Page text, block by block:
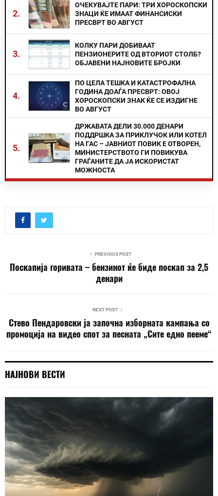
2.
ОЧЕКУВАЈТЕ ПАРИ: ТРИ ХОРОСКОПСКИ
ЗНАЦИ ЌЕ ИМААТ ФИНАНСИСКИ
ПРЕСВРТ ВО АВГУСТ
3.
КОЛКУ ПАРИ ДОБИВААТ
ПЕНЗИОНЕРИТЕ ОД ВТОРИОТ СТОЛБ?
ОБЈАВЕНИ НАЈНОВИТЕ БРОЈКИ
4.
ПО ЦЕЛА ТЕШКА И КАТАСТРОФАЛНА
ГОДИНА ДОАЃА ПРЕСВРТ: ОВОЈ
ХОРОСКОПСКИ ЗНАК ЌЕ СЕ ИЗДИГНЕ
ВО АВГУСТ
5.
ДРЖАВАТА ДЕЛИ 30.000 ДЕНАРИ
ПОДДРШКА ЗА ПРИКЛУЧОК ИЛИ КОТЕЛ
НА ГАС – ЈАВНИОТ ПОВИК Е ОТВОРЕН,
МИНИСТЕРСТВОТО ГИ ПОВИКУВА
ГРАЃАНИТЕ ДА ЈА ИСКОРИСТАТ
МОЖНОСТА
PREVIOUS POST
Поскапија горивата – бензинот ќе биде поскап за 2,5
денари
NEXT POST
Стево Пендаровски ја започна изборната кампања со
промоција на видео спот за песната „Сите едно пееме“
НАЈНОВИ ВЕСТИ